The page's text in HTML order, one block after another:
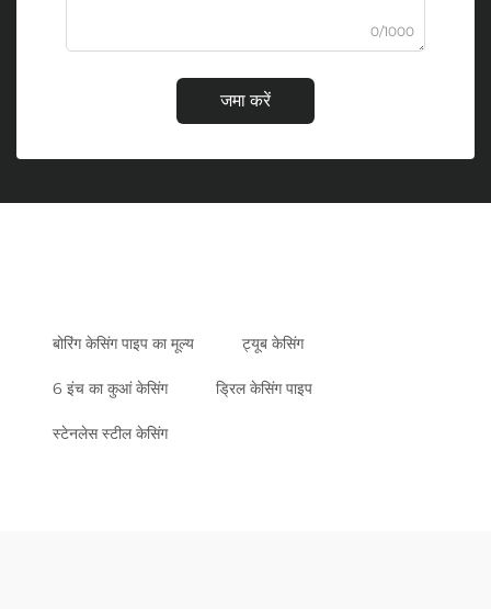
0/1000
जमा करें
बोरिंग केसिंग पाइप का मूल्य ट्यूब केसिंग
6 इंच का कुआं केसिंग ड्रिल केसिंग पाइप
स्टेनलेस स्टील केसिंग